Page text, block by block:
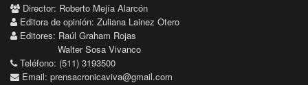
Director: Roberto Mejía Alarcón
Editora de opinión: Zuliana Lainez Otero
Editores: Raúl Graham Rojas
Walter Sosa Vivanco
Teléfono: (511) 3193500
Email: prensacronicaviva@gmail.com